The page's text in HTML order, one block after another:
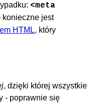
<meta
konieczne jest
HTML, który
, dzięki której wszystkie
- poprawnie się